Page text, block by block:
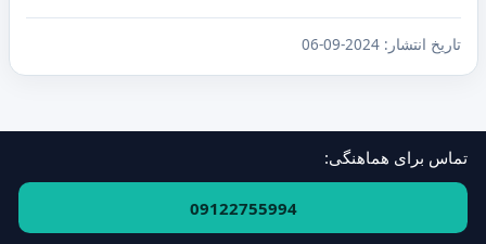
تاریخ انتشار:2024-09-06
تماس برای هماهنگی:
09122755994
·ارتباط با ما